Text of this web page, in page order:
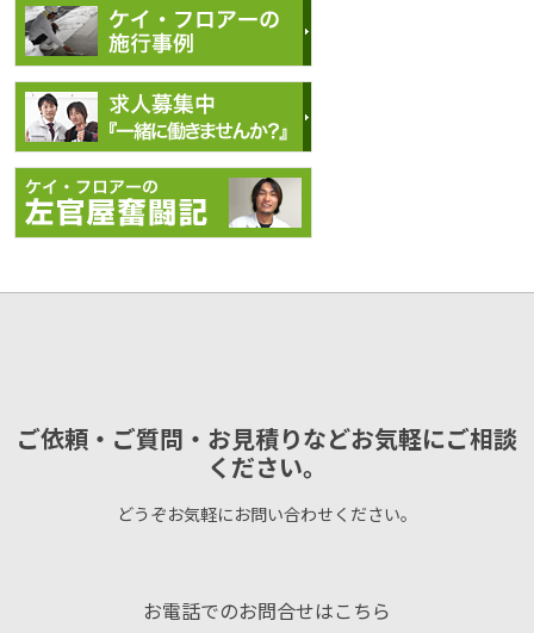
ご依頼・ご質問・お見積りなどお気軽にご相談
ください。
どうぞお気軽にお問い合わせください。
お電話でのお問合せはこちら